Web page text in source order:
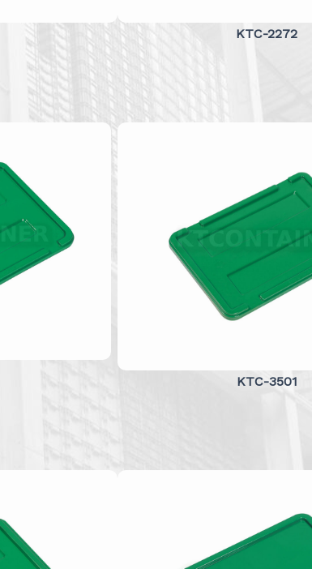
KTC-2272
KTC-3501